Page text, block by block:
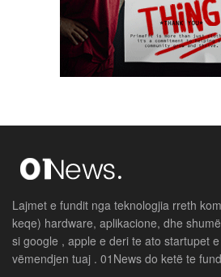
Lajmet e fundit nga teknologjia rreth
keqe) hardware, aplikacione, dhe
si google , apple e deri te ato startupet
vëmendjen tuaj . 01News do ketë te